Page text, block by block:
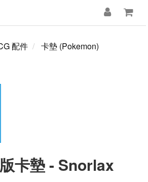
配件 卡墊 (Pokemon)
卡墊 - Snorlax